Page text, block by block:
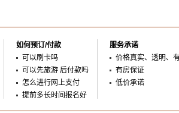
如何预订/付款
可以刷卡吗
可以先旅游 后付款吗
怎么进行网上支付
提前多长时间报名好
服务承诺
价格真实、透明、
有房保证
低价承诺